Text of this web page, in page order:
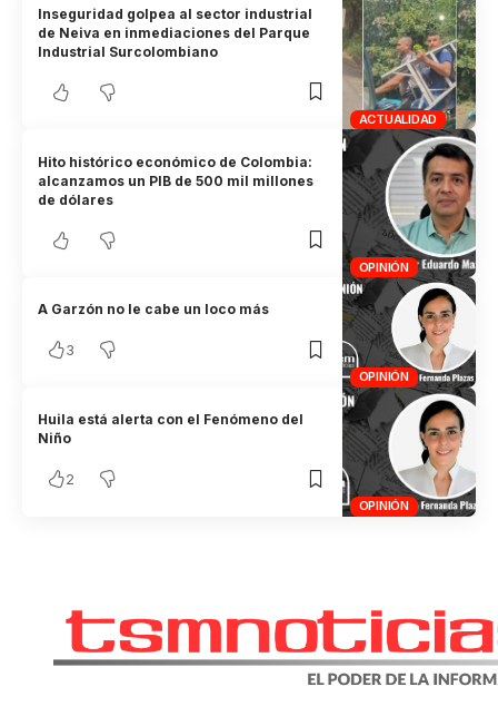
ACTUALIDAD
Inseguridad golpea al sector industrial
de Neiva en inmediaciones del Parque
Industrial Surcolombiano
OPINIÓN
Hito histórico económico de Colombia:
alcanzamos un PIB de 500 mil millones
de dólares
OPINIÓN
A Garzón no le cabe un loco más
3
OPINIÓN
Huila está alerta con el Fenómeno del
Niño
2